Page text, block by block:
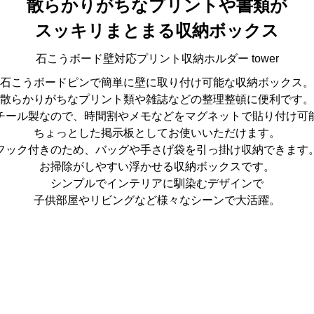
散らかりがちなプリントや書類が
スッキリまとまる収納ボックス
石こうボード壁対応プリント収納ホルダー tower
石こうボードピンで簡単に壁に取り付け可能な収納ボックス。
散らかりがちなプリント類や雑誌などの整理整頓に便利です。
ール製なので、時間割やメモなどをマグネットで貼り付け可
ちょっとした掲示板としてお使いいただけます。
ック付きのため、バッグや手さげ袋を引っ掛け収納できます
お掃除がしやすい浮かせる収納ボックスです。
シンプルでインテリアに馴染むデザインで
子供部屋やリビングなど様々なシーンで大活躍。